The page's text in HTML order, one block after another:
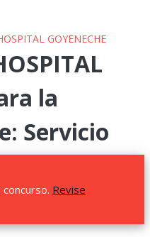
GOYENECHE
la
Servicio
Revise